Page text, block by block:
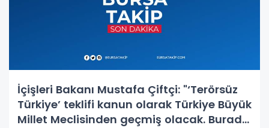
İçişleri Bakanı Mustafa Çiftçi: "‘Terörsüz
Türkiye’ teklifi kanun olarak Türkiye Büyük
Millet Meclisinden geçmiş olacak. Burada